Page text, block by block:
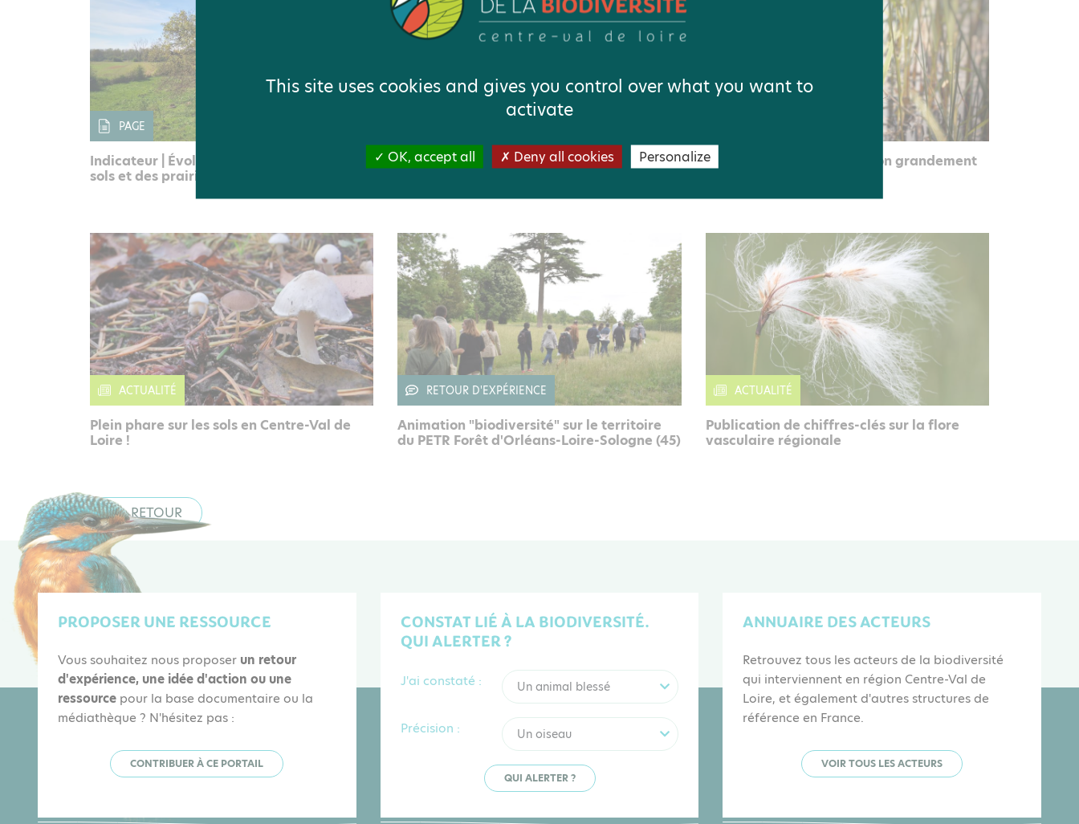
PAGE
Indicateur | Évolution de l'occupation des
sols et des prairies
Le Héron pourpré, flamboyant migrateur
Le Blongios nain, petit héron grandement
ACTUALITÉ
Plein phare sur les sols en Centre-Val de
Loire !
RETOUR D'EXPÉRIENCE
Animation "biodiversité" sur le territoire
du PETR Forêt d'Orléans-Loire-Sologne (45)
ACTUALITÉ
Publication de chiffres-clés sur la flore
vasculaire régionale
RETOUR
PROPOSER UNE RESSOURCE
Vous souhaitez nous proposer un retour
d'expérience, une idée d'action ou une
ressource pour la base documentaire ou la
médiathèque ? N'hésitez pas :
CONTRIBUER À CE PORTAIL
CONSTAT LIÉ À LA BIODIVERSITÉ.
QUI ALERTER ?
J'ai constaté : Un animal blessé
Précision : Un oiseau
QUI ALERTER ?
ANNUAIRE DES ACTEURS
Retrouvez tous les acteurs de la biodiversité
qui interviennent en région Centre-Val de
Loire, et également d'autres structures de
référence en France.
VOIR TOUS LES ACTEURS
This site uses cookies and gives you control over what you want to
activate
OK, accept all Deny all cookies Personalize